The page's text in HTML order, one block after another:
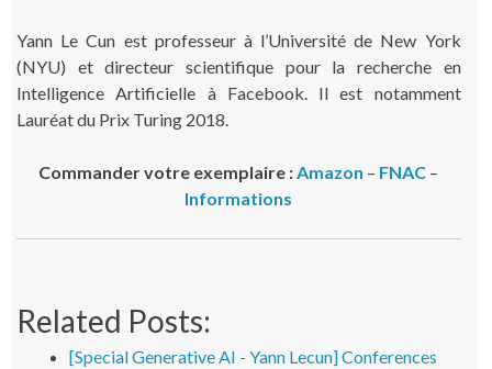
Yann Le Cun est professeur à l’Université de New York
(NYU) et directeur scientifique pour la recherche en
Intelligence Artificielle à Facebook. Il est notamment
Lauréat du Prix Turing 2018.
Commander votre exemplaire : Amazon – FNAC –
Informations
Related Posts:
[Special Generative AI - Yann Lecun] Conferences